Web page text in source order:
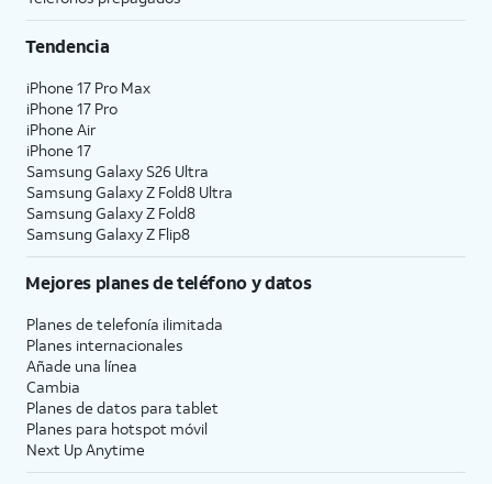
Tendencia
iPhone 17 Pro Max
iPhone 17 Pro
iPhone Air
iPhone 17
Samsung Galaxy S26 Ultra
Samsung Galaxy Z Fold8 Ultra
Samsung Galaxy Z Fold8
Samsung Galaxy Z Flip8
Mejores planes de teléfono y datos
Planes de telefonía ilimitada
Planes internacionales
Añade una línea
Cambia
Planes de datos para tablet
Planes para hotspot móvil
Next Up Anytime